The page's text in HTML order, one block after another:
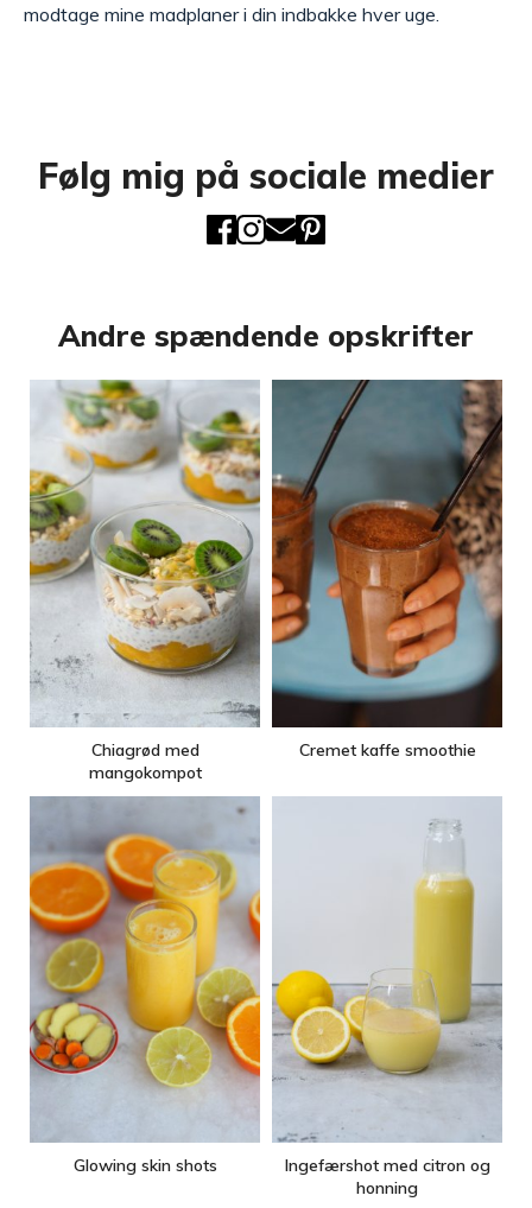
modtage mine madplaner i din indbakke hver uge.
Følg mig på sociale medier
Andre spændende opskrifter
Chiagrød med
mangokompot
Cremet kaffe smoothie
Glowing skin shots
Ingefærshot med citron og
honning